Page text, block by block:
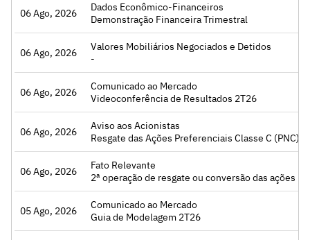
06 Ago, 2026
Dados Econômico-Financeiros
Demonstração Financeira Trimestral
Acessar
06 Ago, 2026
Valores Mobiliários Negociados e Detidos
-
Acessar
06 Ago, 2026
Comunicado ao Mercado
Videoconferência de Resultados 2T26
Acessar
06 Ago, 2026
Aviso aos Acionistas
Resgate das Ações Preferenciais Classe C (PNC)
Acessar
06 Ago, 2026
Fato Relevante
2ª operação de resgate ou conversão das ações
Acessar
05 Ago, 2026
Comunicado ao Mercado
Guia de Modelagem 2T26
Acessar